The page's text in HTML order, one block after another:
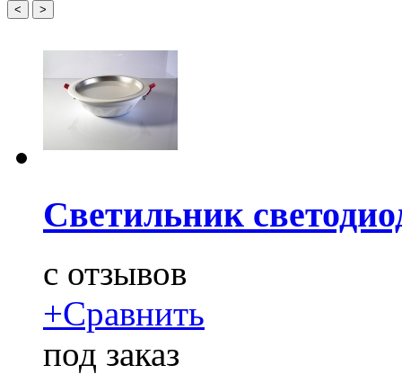
< >
Светильник
c отзывов
+Сравнить
под заказ